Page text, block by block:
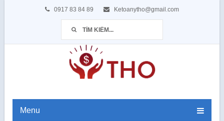
0917 83 84 89 Ketoanytho@gmail.com
Menu